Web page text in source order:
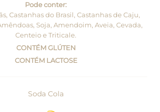
Pode conter:
Castanhas do Brasil, Castanhas de Caju,
Soja, Amendoim, Aveia, Cevada,
Centeio e Triticale.
CONTÉM GLÚTEN
CONTÉM LACTOSE
Soda Cola